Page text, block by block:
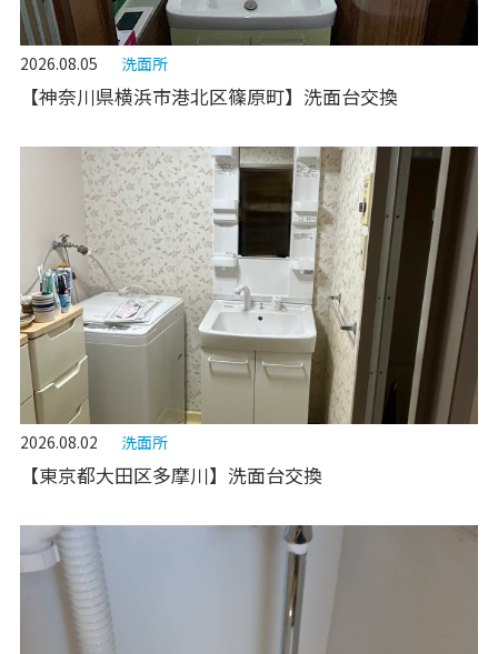
2026.08.05 洗面所
【神奈川県横浜市港北区篠原町】洗面台交換
2026.08.02 洗面所
【東京都大田区多摩川】洗面台交換